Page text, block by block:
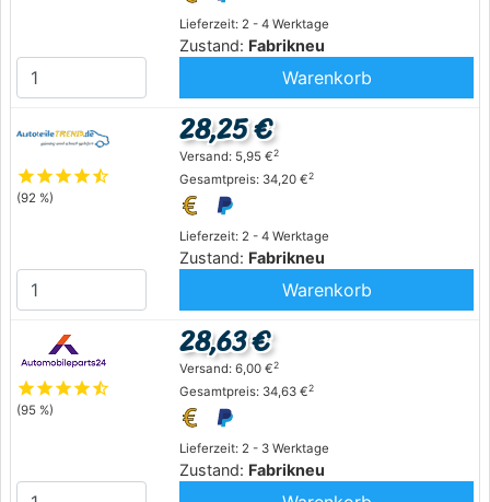
Lieferzeit: 2 - 4 Werktage
Zustand: Fabrikneu
Warenkorb
starstarstarstarstar_half
(92 %)
Lieferzeit: 2 - 4 Werktage
Zustand: Fabrikneu
28,25 €
Versand: 5,95 €2
Gesamtpreis: 34,20 €2
Warenkorb
starstarstarstarstar_half
(95 %)
Lieferzeit: 2 - 3 Werktage
Zustand: Fabrikneu
28,63 €
Versand: 6,00 €2
Gesamtpreis: 34,63 €2